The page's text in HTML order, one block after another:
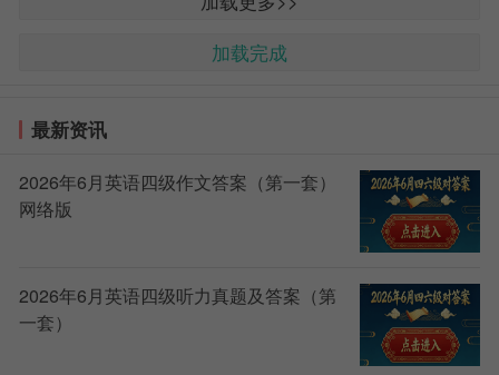
加载完成
最新资讯
2026年6月英语四级作文答案（第一套）
网络版
2026年6月英语四级听力真题及答案（第
一套）